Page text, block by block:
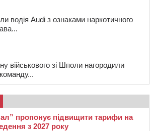
водія Audi з ознаками наркотичного
військового зі Шполи нагородили
пропонує підвищити тарифи на
з 2027 року